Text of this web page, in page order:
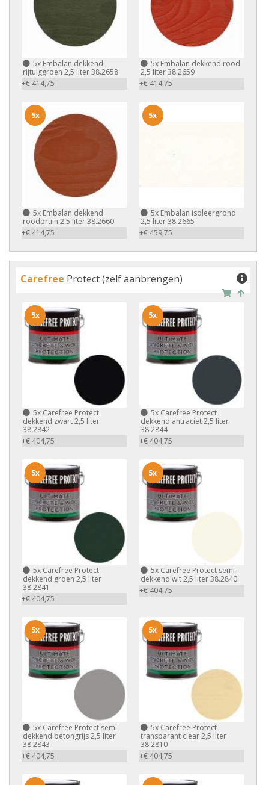
5x Embalan dekkend
rijtuiggroen 2,5 liter 38.2658
+€ 414,75
5xEmbalan dekkend rood
2,5 liter 38.2659
+€ 414,75
5x Embalan dekkend
roodbruin 2,5 liter 38.2660
+€ 414,75
5x
5xEmbalan isoleergrond
2,5 liter 38.2665
+€ 459,75
5x
Carefree Protect (zelf aanbrengen)
5x Carefree Protect
dekkend zwart 2,5 liter
38.2842
+€ 404,75
5x
5xCarefree Protect
dekkend antraciet 2,5 liter
38.2844
+€ 404,75
5x
5x Carefree Protect
dekkend groen 2,5 liter
38.2841
+€ 404,75
5x
5xCarefree Protect semi-
dekkend wit 2,5 liter 38.2840
+€ 404,75
5x
5x Carefree Protect semi-
dekkend betongrijs 2,5 liter
38.2843
+€ 404,75
5x
5xCarefree Protect
transparant clear 2,5 liter
38.2810
+€ 404,75
5x